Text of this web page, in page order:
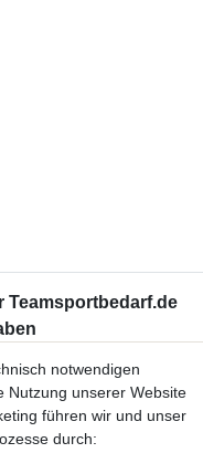
notwendigen
Nutzung unserer Website
führen wir und unser
durch: